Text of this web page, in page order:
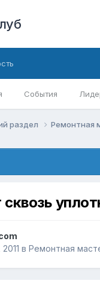
События
раздел Ремонтная
в Ремонтная